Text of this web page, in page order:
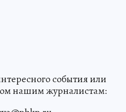
события или
нашим журналистам: